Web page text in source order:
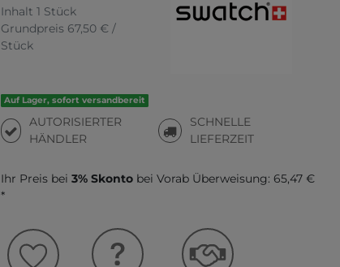
Inhalt 1 Stück
Grundpreis 67,50 € /
Stück
Auf Lager, sofort versandbereit
AUTORISIERTER
HÄNDLER
SCHNELLE
LIEFERZEIT
Ihr Preis bei 3% Skonto bei Vorab Überweisung: 65,47 €
*